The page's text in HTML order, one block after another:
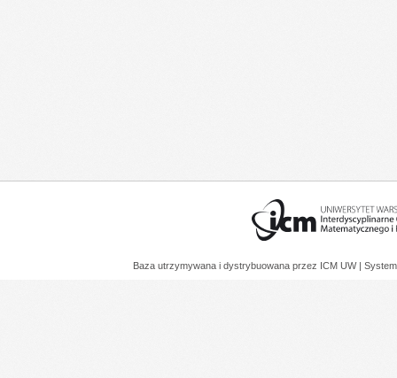
Baza utrzymywana i dystrybuowana przez ICM UW |